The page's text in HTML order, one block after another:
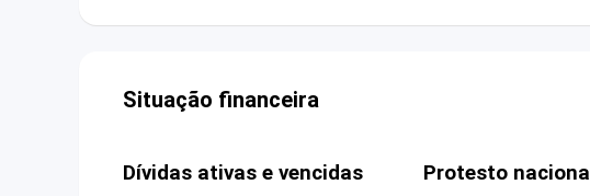
Situação financeira
Dívidas ativas e vencidas Protesto nacional